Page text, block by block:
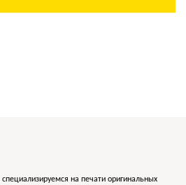
на печати оригинальных